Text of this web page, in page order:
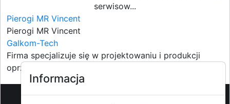
serwisow...
Pierogi MR Vincent
Pierogi MR Vincent
Galkom-Tech
Firma specjalizuje się w projektowaniu i produkcji
oprzyrządowan...
Informacja